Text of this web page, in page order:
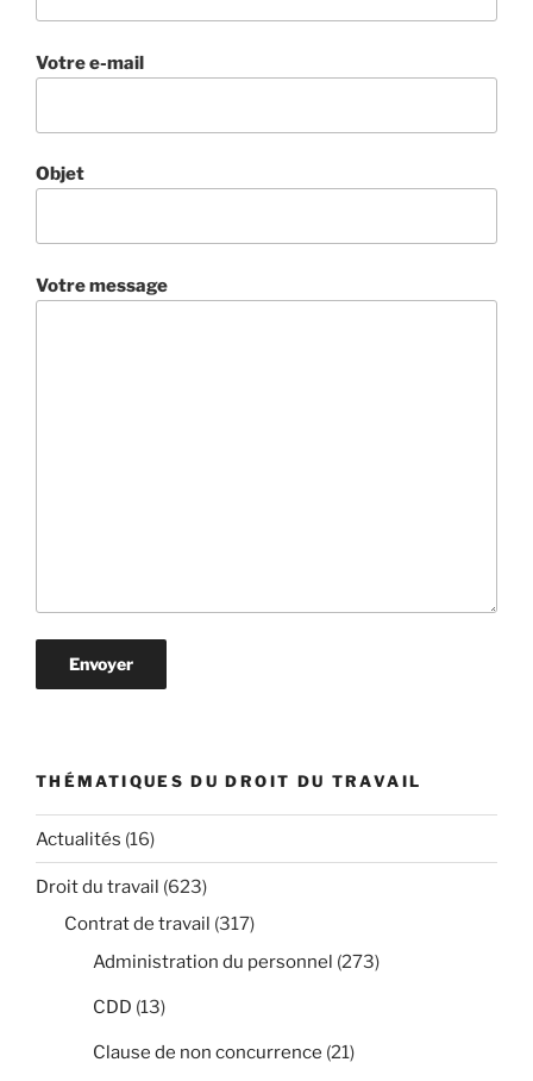
Votre e-mail
Objet
Votre message
THÉMATIQUES DU DROIT DU TRAVAIL
Actualités (16)
Droit du travail (623)
Contrat de travail (317)
Administration du personnel (273)
CDD (13)
Clause de non concurrence (21)